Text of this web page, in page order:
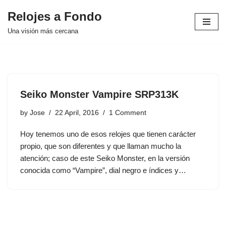
Skip
Relojes a Fondo
Una visión más cercana
Seiko Monster Vampire SRP313K
by Jose 22 April, 2016 1 Comment
Hoy tenemos uno de esos relojes que tienen carácter
propio, que son diferentes y que llaman mucho la
atención; caso de este Seiko Monster, en la versión
conocida como “Vampire”, dial negro e índices y…